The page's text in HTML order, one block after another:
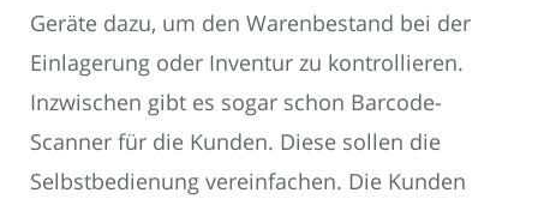
Geräte dazu, um den Warenbestand bei der
Einlagerung oder Inventur zu kontrollieren.
Inzwischen gibt es sogar schon Barcode-
Scanner für die Kunden. Diese sollen die
Selbstbedienung vereinfachen. Die Kunden